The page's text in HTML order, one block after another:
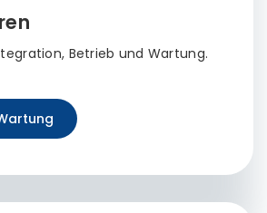
Betrieb und Wartung.